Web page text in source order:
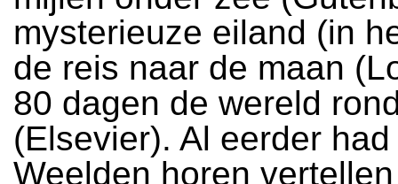
mysterieuze eiland (in
de reis naar de maan
80 dagen de wereld
(Elsevier). Al eerder
Weelden horen